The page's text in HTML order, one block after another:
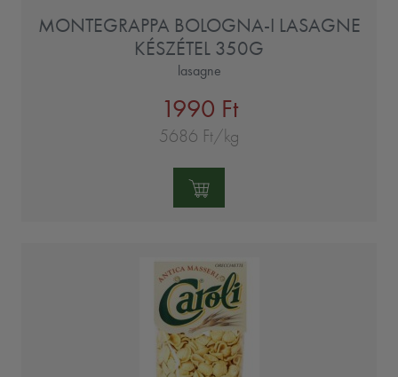
MONTEGRAPPA BOLOGNA-I LASAGNE
KÉSZÉTEL 350G
lasagne
1990 Ft
5686 Ft/kg
Mennyiség: